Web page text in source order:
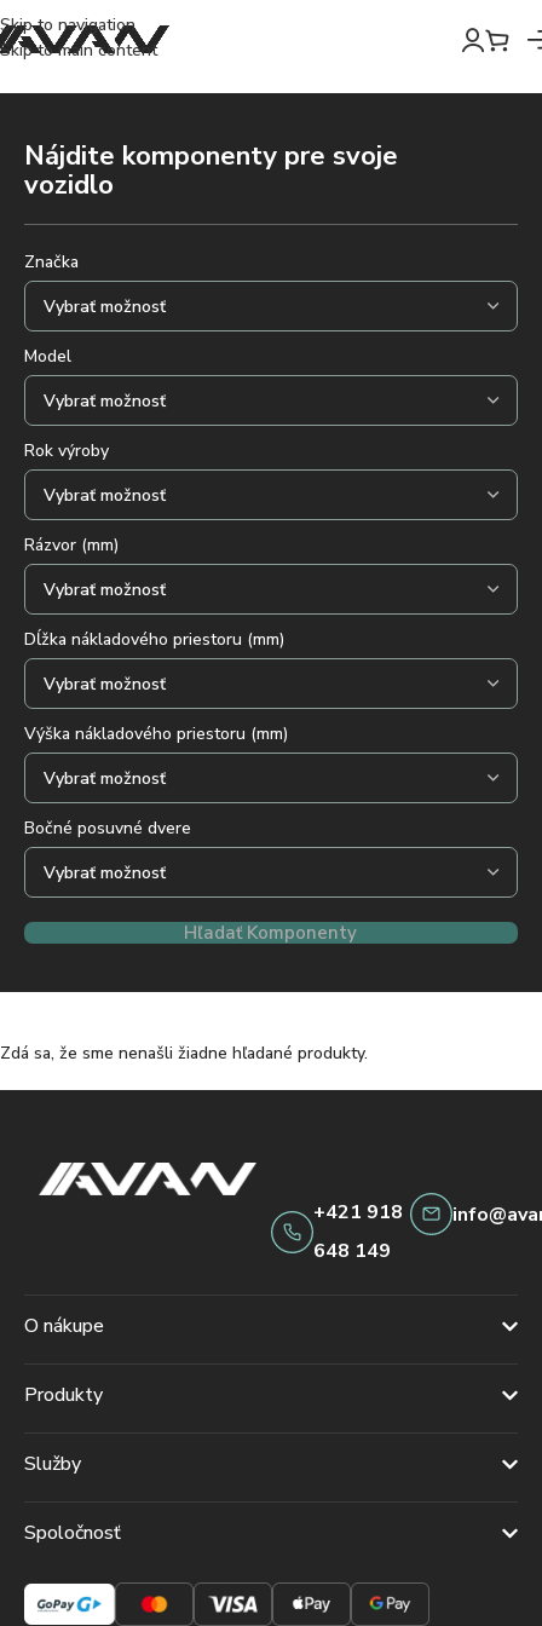
Skip to navigation
Skip to main content
Nájdite komponenty pre svoje
vozidlo
Značka
Model
Rok výroby
Rázvor (mm)
Dĺžka nákladového priestoru (mm)
Výška nákladového priestoru (mm)
Bočné posuvné dvere
Hľadať Komponenty
Zdá sa, že sme nenašli žiadne hľadané produkty.
+421 918
648 149
O nákupe
Produkty
Služby
Spoločnosť